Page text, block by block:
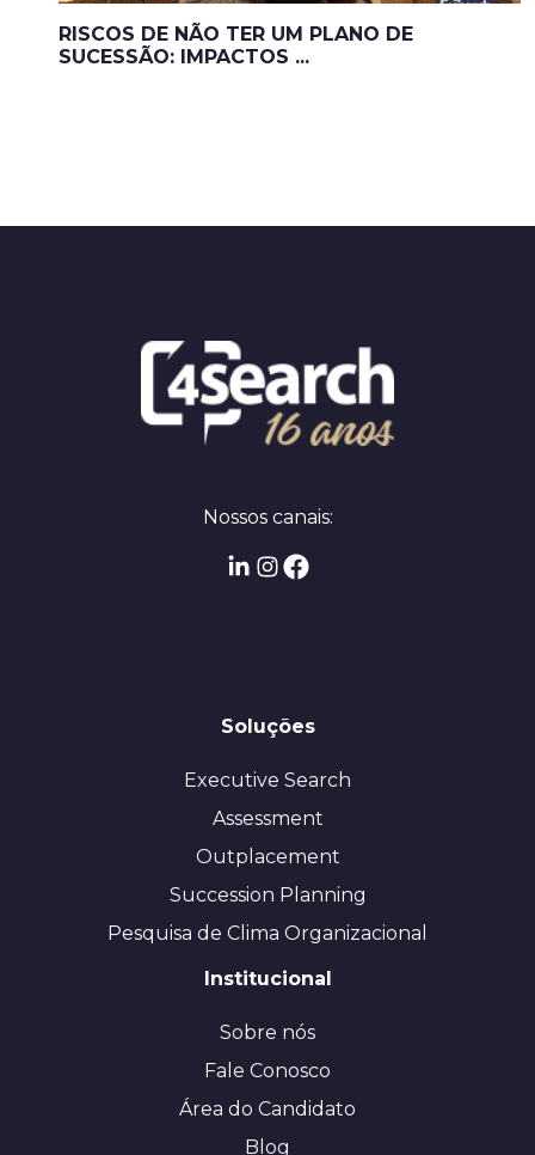
RISCOS DE NÃO TER UM PLANO DE
SUCESSÃO: IMPACTOS ...
Nossos canais:
Soluções
Executive Search
Assessment
Outplacement
Succession Planning
Pesquisa de Clima Organizacional
Institucional
Sobre nós
Fale Conosco
Área do Candidato
Blog